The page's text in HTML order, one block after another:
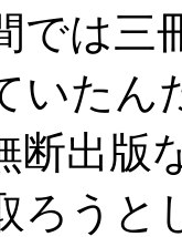
では三
いたん
出版
ろうと